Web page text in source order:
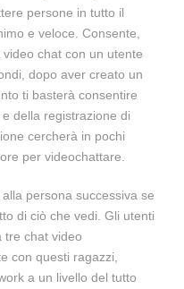
persone in tutto il
e veloce. Consente,
chat con un utente
dopo aver creato un
ti basterà consentire
della registrazione di
cercherà in pochi
per videochattare.
alla persona successiva se
di ciò che vedi. Gli utenti
tre chat video
con questi ragazzi,
a un livello del tutto